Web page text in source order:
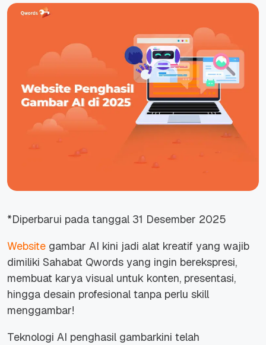
*Diperbarui pada tanggal 31 Desember 2025
Website gambar AI kini jadi alat kreatif yang wajib
dimiliki Sahabat Qwords yang ingin berekspresi,
membuat karya visual untuk konten, presentasi,
hingga desain profesional tanpa perlu skill
menggambar!
Teknologi AI penghasil gambarkini telah